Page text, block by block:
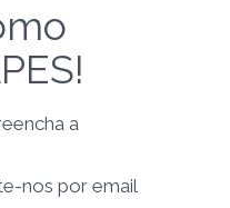
a
nos por email